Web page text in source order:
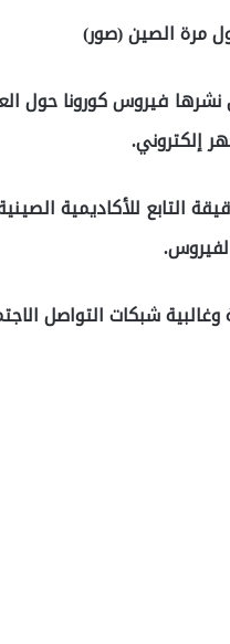
مرة الصين (صور)
فيروس كورونا حول
إلكتروني.
التابع للأكاديمية
وغالبية شبكات التواصل